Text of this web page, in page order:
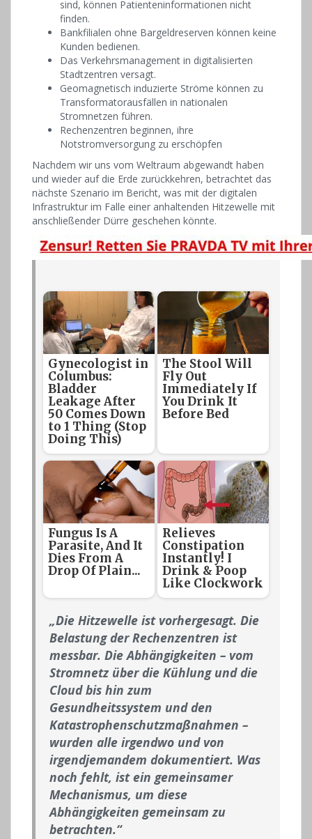
sind, können Patienteninformationen nicht
finden.
Bankfilialen ohne Bargeldreserven können keine
Kunden bedienen.
Das Verkehrsmanagement in digitalisierten
Stadtzentren versagt.
Geomagnetisch induzierte Ströme können zu
Transformatorausfällen in nationalen
Stromnetzen führen.
Rechenzentren beginnen, ihre
Notstromversorgung zu erschöpfen
Nachdem wir uns vom Weltraum abgewandt haben
und wieder auf die Erde zurückkehren, betrachtet das
nächste Szenario im Bericht, was mit der digitalen
Infrastruktur im Falle einer anhaltenden Hitzewelle mit
anschließender Dürre geschehen könnte.
Gynecologist in
Columbus:
Bladder
Leakage After
50 Comes Down
to 1 Thing (Stop
Doing This)
The Stool Will
Fly Out
Immediately If
You Drink It
Before Bed
Fungus Is A
Parasite, And It
Dies From A
Drop Of Plain...
Relieves
Constipation
Instantly! I
Drink & Poop
Like Clockwork
„Die Hitzewelle ist vorhergesagt. Die
Belastung der Rechenzentren ist
messbar. Die Abhängigkeiten – vom
Stromnetz über die Kühlung und die
Cloud bis hin zum
Gesundheitssystem und den
Katastrophenschutzmaßnahmen –
wurden alle irgendwo und von
irgendjemandem dokumentiert. Was
noch fehlt, ist ein gemeinsamer
Mechanismus, um diese
Abhängigkeiten gemeinsam zu
betrachten.“